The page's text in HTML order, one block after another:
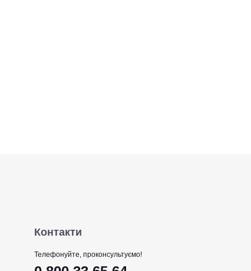
Контакти
Телефонуйте, проконсультуємо!